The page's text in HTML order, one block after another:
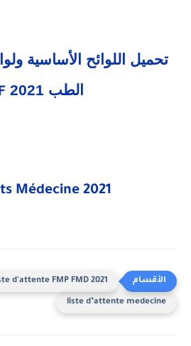
تحميل اللوائح الأساسية
الطب 2021
Médecine 2021
d'attente FMP FMD 2021
liste d’attente medecine